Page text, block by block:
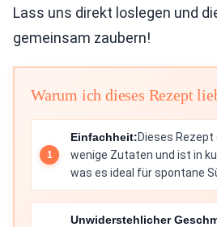
Lass uns direkt loslegen und
gemeinsam zaubern!
Warum ich dieses Rezept
Einfachheit:Dieses
wenige Zutaten und ist in
was es ideal für spontane
Unwiderstehlicher